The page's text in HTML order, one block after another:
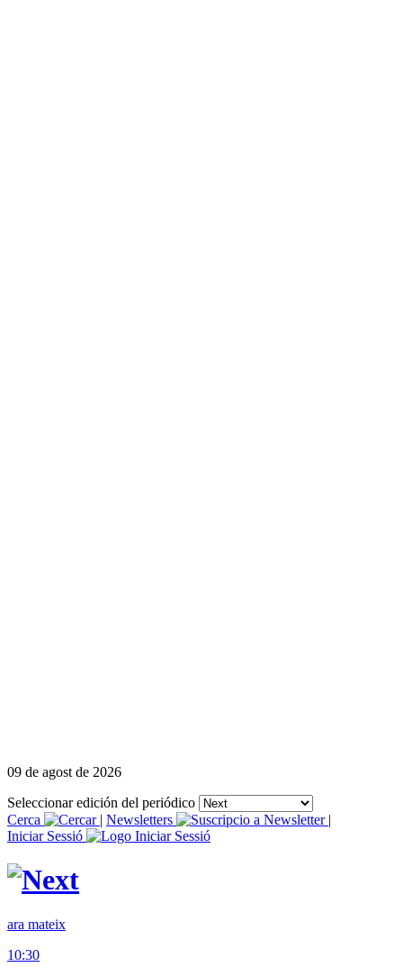
09 de agost de 2026
Seleccionar edición del periódico
Cerca
| Newsletters
|
Iniciar Sessió
ara mateix
10:30